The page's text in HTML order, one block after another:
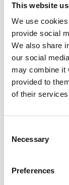
This website
We use
provide social
We also share
our social
may combine it
provided to
of their
Selection
Necessary
Preferences
Das